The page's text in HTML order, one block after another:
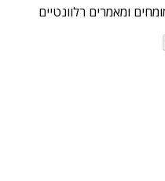
ומאמרים רלוונטיים